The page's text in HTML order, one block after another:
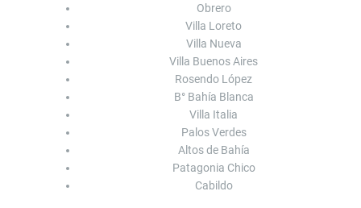
Obrero
Villa Loreto
Villa Nueva
Villa Buenos Aires
Rosendo López
B° Bahía Blanca
Villa Italia
Palos Verdes
Altos de Bahía
Patagonia Chico
Cabildo